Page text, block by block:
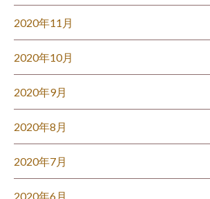
2020年11月
2020年10月
2020年9月
2020年8月
2020年7月
2020年6月